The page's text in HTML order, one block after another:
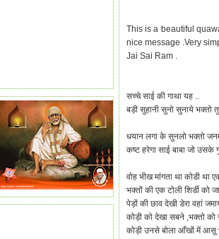
This is a beautiful
nice message .Very
Jai Sai Ram .
सच्चे साई की गाथा यह ..
बड़ी सुहानी सुनो सुनाये भक्तो
धयान लगा के सुनलो भक्तो
कष्ट हरेगा साई बाबा जो उसके
वोह भीख मांगता था कोडी
भक्तों की एक टोली शिर्डी को
पेड़ों की छाव देखी डेरा वहां
कोड़ी को देखा सबने ,भक्तो
कोड़ी उनसे बोला आँखों में आसू